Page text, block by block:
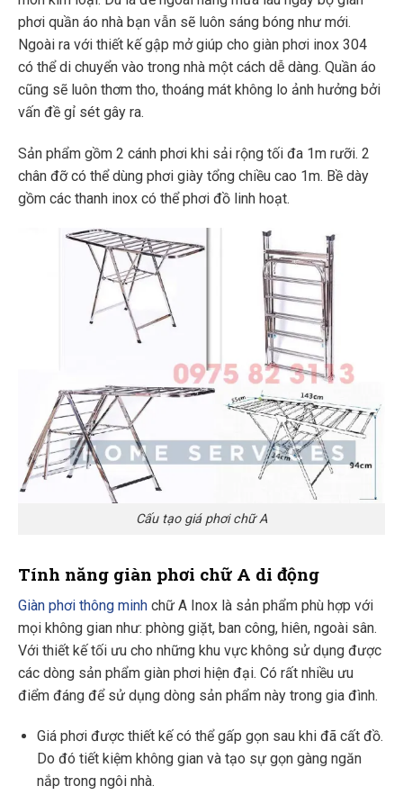
phơi quần áo nhà bạn vẫn sẽ luôn sáng bóng như mới.
Ngoài ra với thiết kế gập mở giúp cho giàn phơi inox 304
có thể di chuyển vào trong nhà một cách dễ dàng. Quần áo
cũng sẽ luôn thơm tho, thoáng mát không lo ảnh hưởng bởi
vấn đề gỉ sét gây ra.
Sản phẩm gồm 2 cánh phơi khi sải rộng tối đa 1m rưỡi. 2
chân đỡ có thể dùng phơi giày tổng chiều cao 1m. Bề dày
gồm các thanh inox có thể phơi đồ linh hoạt.
Cấu tạo giá phơi chữ A
Tính năng giàn phơi chữ A di động
Giàn phơi thông minh chữ A Inox là sản phẩm phù hợp với
mọi không gian như: phòng giặt, ban công, hiên, ngoài sân.
Với thiết kế tối ưu cho những khu vực không sử dụng được
các dòng sản phẩm giàn phơi hiện đại. Có rất nhiều ưu
điểm đáng để sử dụng dòng sản phẩm này trong gia đình.
Giá phơi được thiết kế có thể gấp gọn sau khi đã cất đồ.
Do đó tiết kiệm không gian và tạo sự gọn gàng ngăn
nắp trong ngôi nhà.